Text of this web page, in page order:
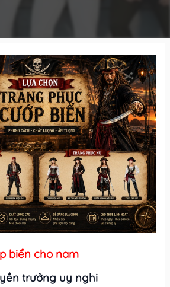
biển cho nam
trưởng uy nghi